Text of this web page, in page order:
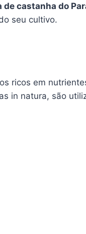
castanha do
seu cultivo.
ricos em
in natura, são